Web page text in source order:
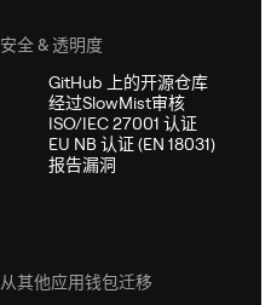
安全 & 透明度
GitHub 上的开源仓库
经过SlowMist审核
ISO/IEC 27001 认证
EU NB 认证 (EN 18031)
报告漏洞
从其他应用钱包迁移